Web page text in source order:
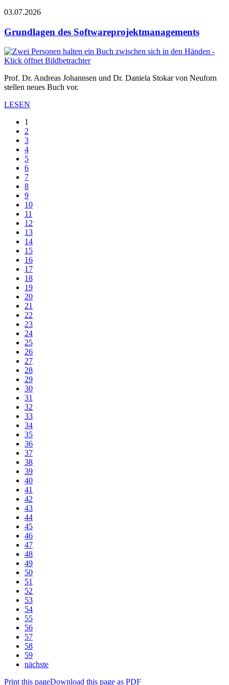
03.07.2026
Grundlagen des Softwareprojektmanagements
Prof. Dr. Andreas Johannsen und Dr. Daniela Stokar von Neuforn
stellen neues Buch vor.
LESEN
1
2
3
4
5
6
7
8
9
10
11
12
13
14
15
16
17
18
19
20
21
22
23
24
25
26
27
28
29
30
31
32
33
34
35
36
37
38
39
40
41
42
43
44
45
46
47
48
49
50
51
52
53
54
55
56
57
58
59
nächste
Print this pageDownload this page as PDF